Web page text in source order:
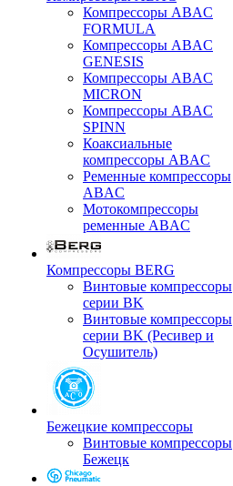
Компрессоры ABAC
FORMULA
Компрессоры ABAC
GENESIS
Компрессоры ABAC
MICRON
Компрессоры ABAC
SPINN
Коаксиальные
компрессоры ABAC
Ременные компрессоры
ABAC
Мотокомпрессоры
ременные ABAC
Компрессоры BERG
Винтовые компрессоры
серии BK
Винтовые компрессоры
серии BK (Ресивер и
Осушитель)
Бежецкие компрессоры
Винтовые компрессоры
Бежецк